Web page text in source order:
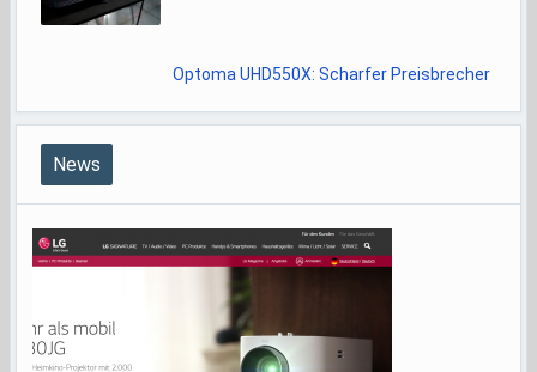
Optoma UHD550X: Scharfer Preisbrecher
News